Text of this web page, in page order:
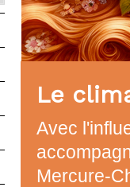
Le
Avec
Mercure-